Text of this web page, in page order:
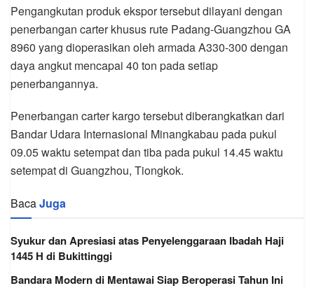
Pengangkutan produk ekspor tersebut dilayani dengan
penerbangan carter khusus rute Padang-Guangzhou GA
8960 yang dioperasikan oleh armada A330-300 dengan
daya angkut mencapai 40 ton pada setiap
penerbangannya.
Penerbangan carter kargo tersebut diberangkatkan dari
Bandar Udara Internasional Minangkabau pada pukul
09.05 waktu setempat dan tiba pada pukul 14.45 waktu
setempat di Guangzhou, Tiongkok.
BacaJuga
Syukur dan Apresiasi atas Penyelenggaraan Ibadah Haji
1445 H di Bukittinggi
Bandara Modern di Mentawai Siap Beroperasi Tahun Ini